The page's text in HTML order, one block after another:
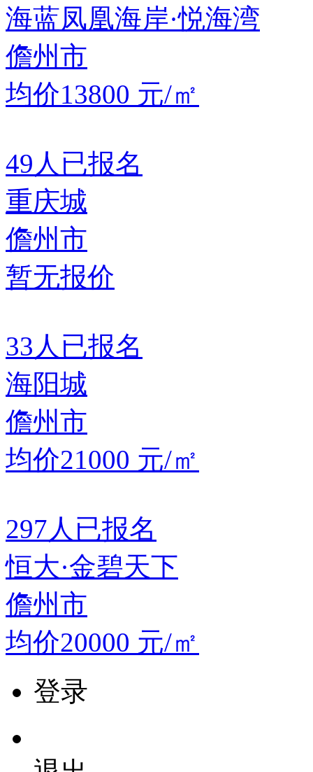
海蓝凤凰海岸·悦海湾
儋州市
均价13800 元/㎡
49 人已报名
重庆城
儋州市
暂无报价
33 人已报名
海阳城
儋州市
均价21000 元/㎡
297人已报名
恒大·金碧天下
儋州市
均价20000 元/㎡
登录